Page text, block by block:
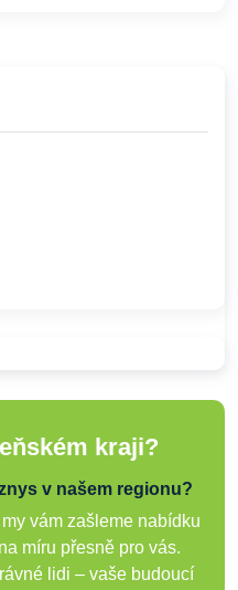
kraji?
v našem regionu?
vám zašleme nabídku
míru přesně pro vás.
lidi – vaše budoucí